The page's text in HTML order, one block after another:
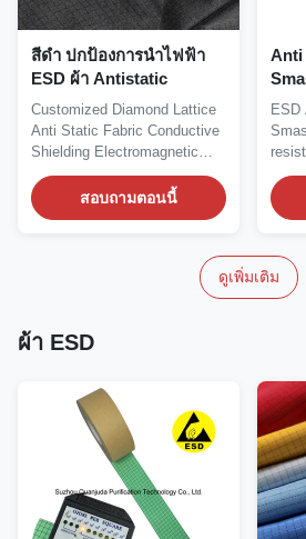
สีดํา ปกป้องการนําไฟฟ้า
ESD ผ้า Antistatic
Customized Diamond Lattice
Anti Static Fabric Conductive
Shielding Electromagnetic
Esd Antistatic...
สอบถามตอนนี้
Anti
การ
สวม
ESD
with
ดูเพิ่มเติม
ผ้า ESD